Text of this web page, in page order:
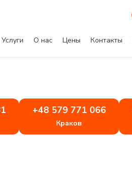
Услуги О нас Цены Контакты
+48 579 771 066
Краков